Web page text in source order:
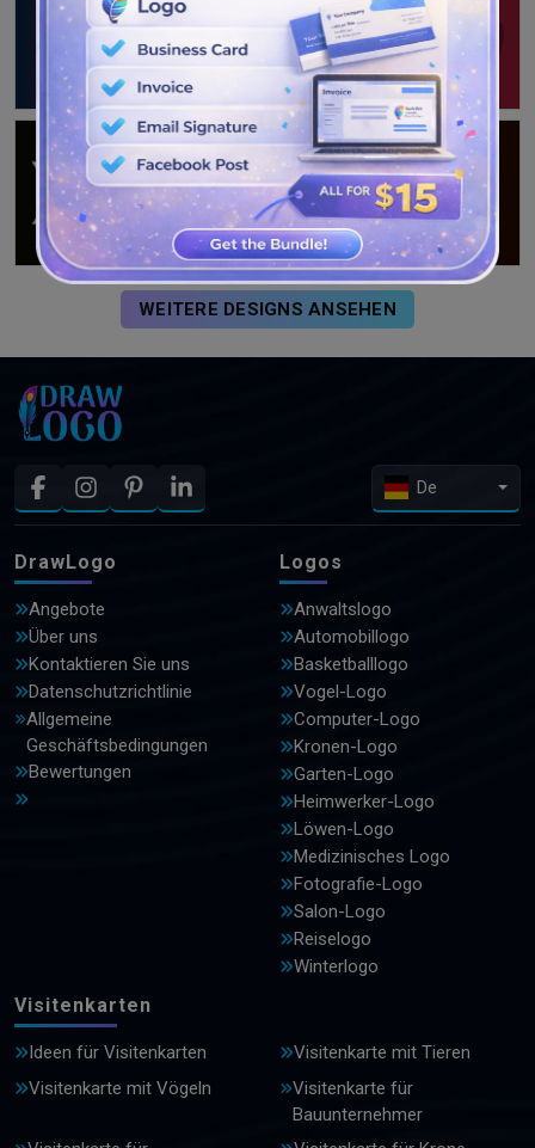
WEITERE DESIGNS ANSEHEN
De
DrawLogo
Angebote
Über uns
Kontaktieren Sie uns
Datenschutzrichtlinie
Allgemeine
Geschäftsbedingungen
Bewertungen
Logos
Anwaltslogo
Automobillogo
Basketballlogo
Vogel-Logo
Computer-Logo
Kronen-Logo
Garten-Logo
Heimwerker-Logo
Löwen-Logo
Medizinisches Logo
Fotografie-Logo
Salon-Logo
Reiselogo
Winterlogo
Visitenkarten
Ideen für Visitenkarten
Visitenkarte mit Tieren
Visitenkarte mit Vögeln
Visitenkarte für
Bauunternehmer